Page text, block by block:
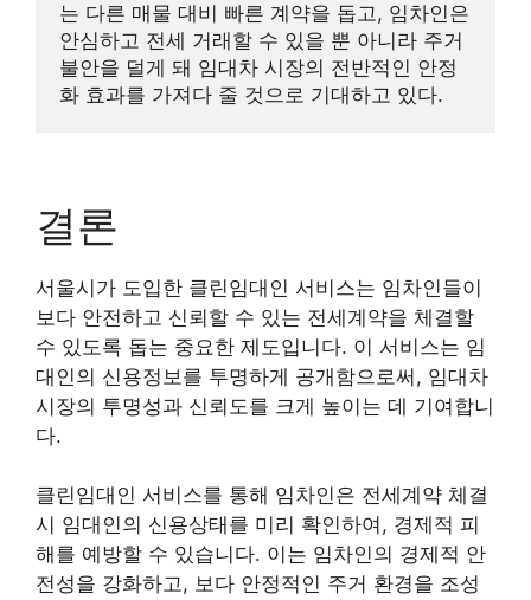
는 다른 매물 대비 빠른 계약을 돕고, 임차인은
안심하고 전세 거래할 수 있을 뿐 아니라 주거
불안을 덜게 돼 임대차 시장의 전반적인 안정
화 효과를 가져다 줄 것으로 기대하고 있다.
결론
서울시가 도입한 클린임대인 서비스는 임차인들이
보다 안전하고 신뢰할 수 있는 전세계약을 체결할
수 있도록 돕는 중요한 제도입니다. 이 서비스는 임
대인의 신용정보를 투명하게 공개함으로써, 임대차
시장의 투명성과 신뢰도를 크게 높이는 데 기여합니
다.
클린임대인 서비스를 통해 임차인은 전세계약 체결
시 임대인의 신용상태를 미리 확인하여, 경제적 피
해를 예방할 수 있습니다. 이는 임차인의 경제적 안
전성을 강화하고, 보다 안정적인 주거 환경을 조성